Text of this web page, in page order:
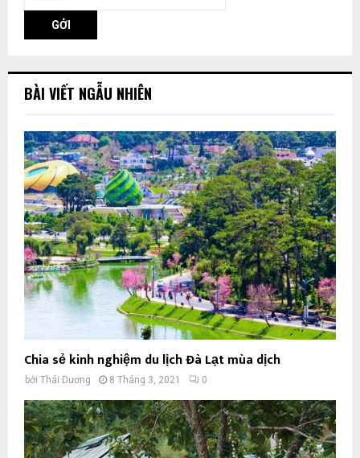
BÀI VIẾT NGẪU NHIÊN
Chia sẻ kinh nghiệm du lịch Đà Lạt mùa dịch
bởi Thái Dương 8 Tháng 3, 2021 0